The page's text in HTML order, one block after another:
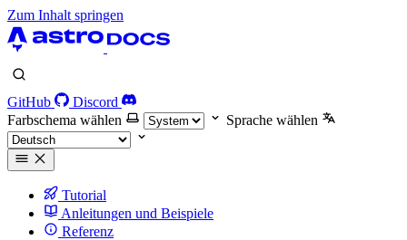
Zum Inhalt springen
GitHub
Discord
Farbschema wählen
Sprache wählen
Tutorial
Anleitungen und Beispiele
Referenz